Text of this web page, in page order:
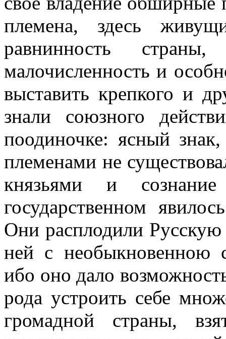
племена, здесь
равнинность
малочисленность и
выставить крепкого и
знали союзного
поодиночке: ясный
племенами не
князьями и
государственном
Они расплодили
ней с необыкновенною
ибо оно дало
рода устроить себе
громадной страны,